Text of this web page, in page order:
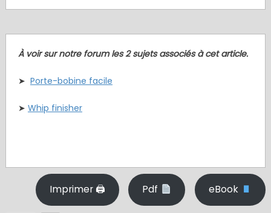
À voir sur notre forum les 2 sujets associés à cet article.
➤ Porte-bobine facile
➤ Whip finisher
Imprimer 🖨 Pdf eBook